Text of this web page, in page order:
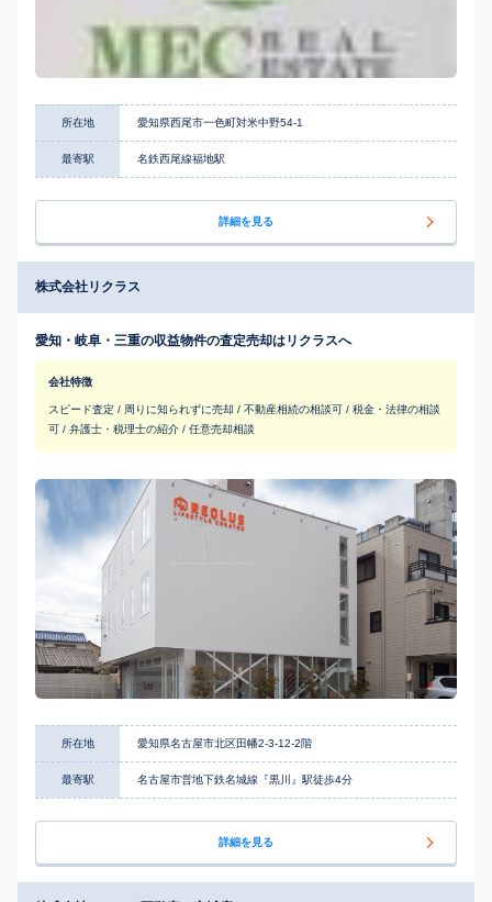
所在地 愛知県西尾市一色町対米中野54-1
最寄駅 名鉄西尾線福地駅
詳細を見る
株式会社リクラス
愛知・岐阜・三重の収益物件の査定売却はリクラスへ
会社特徴
スピード査定 / 周りに知られずに売却 / 不動産相続の相談可 / 税金・法律の相談
可 / 弁護士・税理士の紹介 / 任意売却相談
所在地 愛知県名古屋市北区田幡2-3-12-2階
最寄駅 名古屋市営地下鉄名城線『黒川』駅徒歩4分
詳細を見る